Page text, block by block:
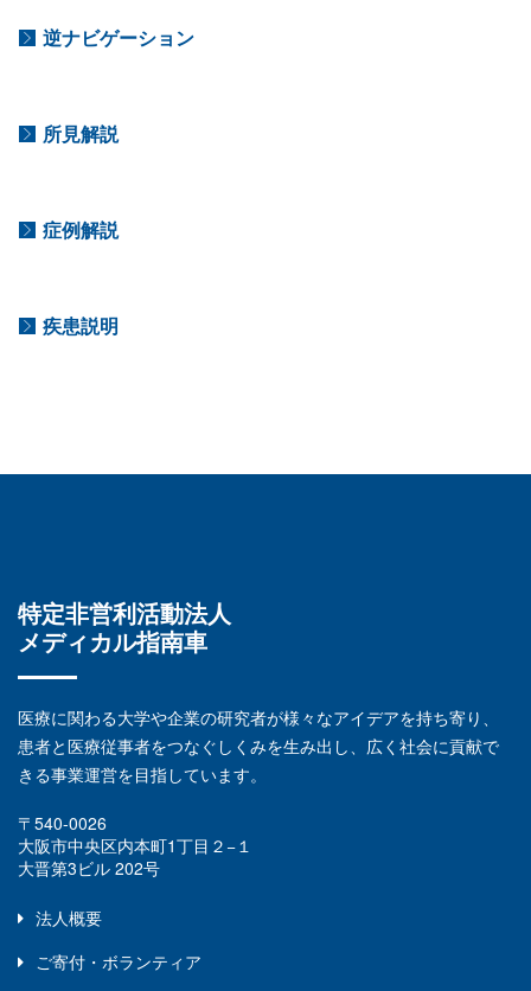
逆ナビゲーション
所見解説
症例解説
疾患説明
特定非営利活動法人
メディカル指南車
医療に関わる大学や企業の研究者が様々なアイデアを持ち寄り、
患者と医療従事者をつなぐしくみを生み出し、広く社会に貢献で
きる事業運営を目指しています。
〒540-0026
大阪市中央区内本町1丁目２−１
大晋第3ビル 202号
法人概要
ご寄付・ボランティア